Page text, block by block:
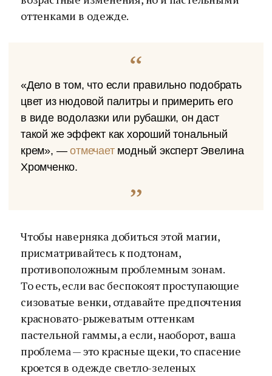
оттенками в одежде.
«Дело в том, что если правильно подобрать
цвет из нюдовой палитры и примерить его
в виде водолазки или рубашки, он даст
такой же эффект как хороший тональный
крем», —отмечаетмодный эксперт Эвелина
Хромченко.
Чтобы наверняка добиться этой магии,
присматривайтесь к подтонам,
противоположным проблемным зонам.
То есть, если вас беспокоят проступающие
сизоватые венки, отдавайте предпочтения
красновато-рыжеватым оттенкам
пастельной гаммы, а если, наоборот, ваша
проблема — это красные щеки, то спасение
кроется в одежде светло-зеленых